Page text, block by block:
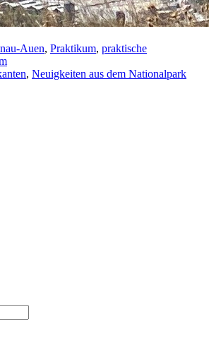
Auen, Praktikum, praktische
, Neuigkeiten aus dem Nationalpark